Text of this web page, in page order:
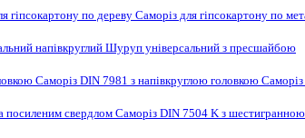
гіпсокартону по дереву Саморіз для гіпсокартону по
напівкруглийШуруп універсальний з пресшайбою
Саморіз DIN 7981 з напівкруглою головкою
посиленим свердлом Саморіз DIN 7504 K з